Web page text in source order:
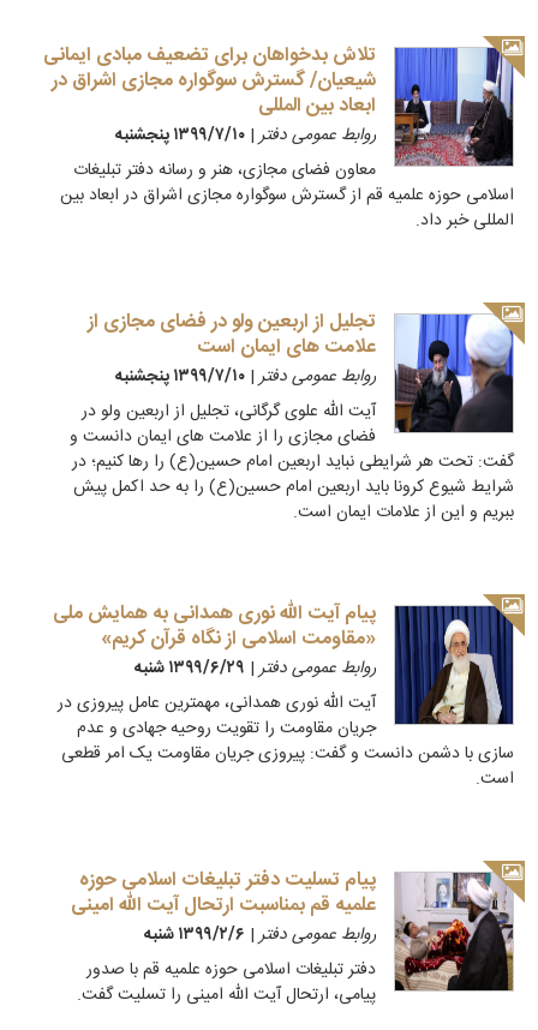
تلاش بدخواهان برای تضعیف مبادی ایمانی
شیعیان/ گسترش سوگواره مجازی اشراق در
ابعاد بین المللی
روابط عمومی دفتر| ۱۳۹۹/۷/۱۰ پنجشنبه
معاون فضای مجازی، هنر و رسانه دفتر تبلیغات
اسلامی حوزه علمیه قم از گسترش سوگواره مجازی اشراق در ابعاد بین
المللی خبر داد.
تجلیل از اربعین ولو در فضای مجازی از
علامت های ایمان است
روابط عمومی دفتر| ۱۳۹۹/۷/۱۰ پنجشنبه
آیت الله علوی گرگانی، تجلیل از اربعین ولو در
فضای مجازی را از علامت های ایمان دانست و
گفت: تحت هر شرایطی نباید اربعین امام حسین(ع) را رها کنیم؛ در
شرایط شیوع کرونا باید اربعین امام حسین(ع) را به حد اکمل پیش
ببریم و این از علامات ایمان است.
پیام آیت الله نوری همدانی به همایش ملی
«مقاومت اسلامی از نگاه قرآن کریم»
روابط عمومی دفتر| ۱۳۹۹/۶/۲۹ شنبه
آیت الله نوری همدانی، مهمترین عامل پیروزی در
جریان مقاومت را تقویت روحیه جهادی و عدم
سازی با دشمن دانست و گفت: پیروزی جریان مقاومت یک امر قطعی
است.
پیام تسلیت دفتر تبلیغات اسلامی حوزه
علمیه قم بمناسبت ارتحال آیت الله امینی
روابط عمومی دفتر| ۱۳۹۹/۲/۶ شنبه
دفتر تبلیغات اسلامی حوزه علمیه قم با صدور
پیامی، ارتحال آیت الله امینی را تسلیت گفت.